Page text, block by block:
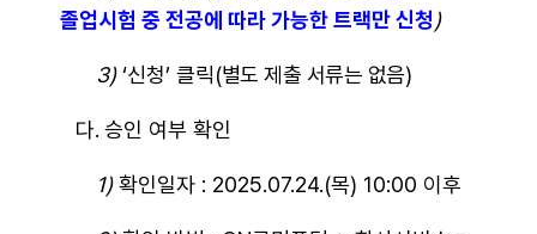
졸업시험 중 전공에 따라 가능한 트랙만 신청 )
3)‘신청’ 클릭(별도 제출 서류는 없음)
다. 승인 여부 확인
1)확인일자 : 2025.07.24.(목) 10:00 이후